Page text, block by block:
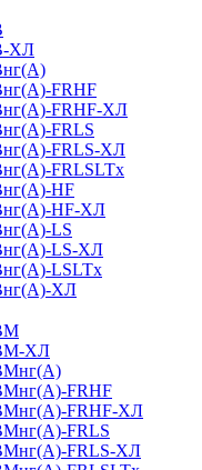
ХЛ
FRHF
FRHF-ХЛ
FRLS
FRLS-ХЛ
FRLSLTx
HF
HF-ХЛ
LS
LS-ХЛ
LSLTx
ХЛ
ХЛ
FRHF
FRHF-ХЛ
FRLS
FRLS-ХЛ